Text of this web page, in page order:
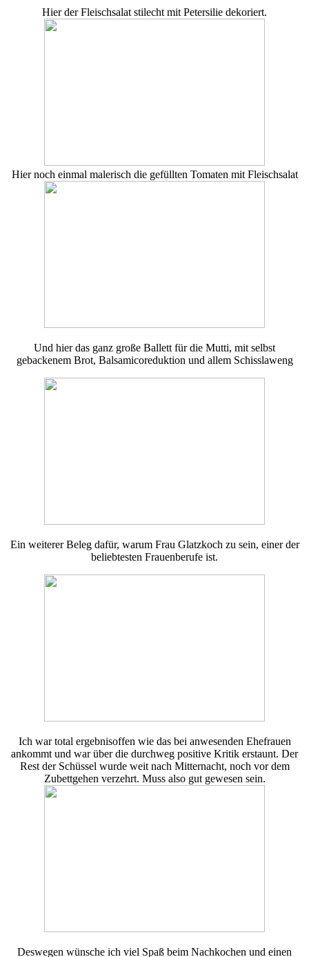
Hier der Fleischsalat stilecht mit Petersilie dekoriert.
Hier noch einmal malerisch die gefüllten Tomaten mit Fleischsalat
Und hier das ganz große Ballett für die Mutti, mit selbst
gebackenem Brot, Balsamicoreduktion und allem Schisslaweng
Ein weiterer Beleg dafür, warum Frau Glatzkoch zu sein, einer der
beliebtesten Frauenberufe ist.
Ich war total ergebnisoffen wie das bei anwesenden Ehefrauen
ankommt und war über die durchweg positive Kritik erstaunt. Der
Rest der Schüssel wurde weit nach Mitternacht, noch vor dem
Zubettgehen verzehrt. Muss also gut gewesen sein.
Deswegen wünsche ich viel Spaß beim Nachkochen und einen